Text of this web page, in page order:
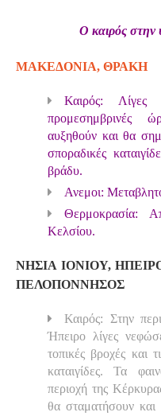
Ο καιρός
ΜΑΚΕΔΟΝΙΑ, ΘΡΑΚΗ
Καιρός:
προμεσημβρινές
αυξηθούν και θα
σποραδικές
βράδυ.
Ανεμοι:
Θερμοκρασία:
Κελσίου.
ΝΗΣΙΑ ΙΟΝΙΟΥ,
ΠΕΛΟΠΟΝΝΗΣΟΣ
Καιρός: Στην
Ήπειρο λίγες
τοπικές βροχές και
καταιγίδες. Τα
περιοχή της
θα σταματήσουν και